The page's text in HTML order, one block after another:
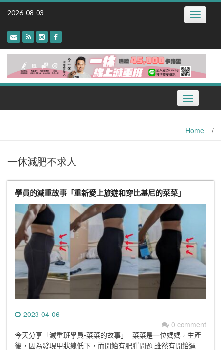
Skip
2026-08-03 Toggle
Toggle
navigation
Home /
一休減肥不求人
學員的減重故事「重新愛上旅遊和穿比基尼的菜菜」
2023-04-06
0 comment
今天分享「減重班學員-菜菜的故事」 菜菜是一位媽媽，生產
後，因為發現甲狀線低下，而開始有肥胖問題 雖然有開始運